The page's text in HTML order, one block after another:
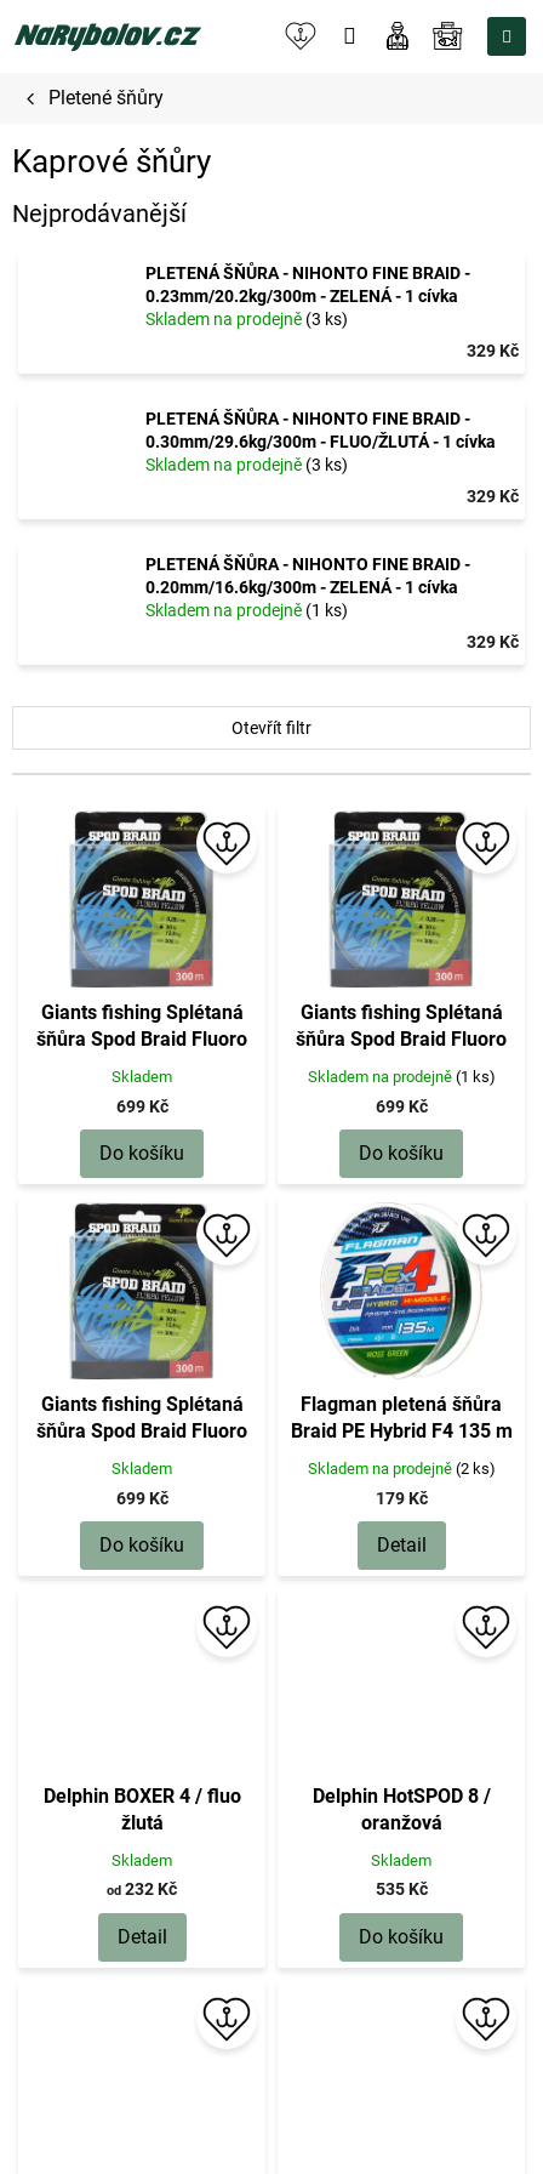
na
NÁKUPNÍ
Pletené šňůry
Kaprové šňůry
Nejprodávanější
PLETENÁ ŠŇŮRA - NIHONTO FINE BRAID -
0.23mm/20.2kg/300m - ZELENÁ - 1 cívka
Skladem na prodejně (3 ks)
329 Kč
PLETENÁ ŠŇŮRA - NIHONTO FINE BRAID -
0.30mm/29.6kg/300m - FLUO/ŽLUTÁ - 1 cívka
Skladem na prodejně (3 ks)
329 Kč
PLETENÁ ŠŇŮRA - NIHONTO FINE BRAID -
0.20mm/16.6kg/300m - ZELENÁ - 1 cívka
Skladem na prodejně (1 ks)
329 Kč
Otevřít filtr
ý
p
Giants fishing Splétaná
šňůra Spod Braid Fluoro
Yellow
Skladem
699 Kč
Do košíku
Giants fishing Splétaná
šňůra Spod Braid Fluoro
Yellow
300m|0,22mm/20lb(9,1kg)
Skladem na prodejně (1 ks)
699 Kč
Do košíku
Giants fishing Splétaná
šňůra Spod Braid Fluoro
Yellow 300m
Skladem
699 Kč
Do košíku
Flagman pletená šňůra
Braid PE Hybrid F4 135 m
MossGreen
Skladem na prodejně (2 ks)
179 Kč
Detail
Delphin BOXER 4 / fluo
žlutá
Skladem
od 232 Kč
Detail
Delphin HotSPOD 8 /
oranžová
Skladem
535 Kč
Do košíku